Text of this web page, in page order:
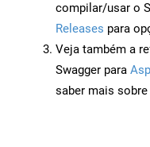
compilar/usar o
Releases para
Veja também a
Swagger para
saber mais sobre